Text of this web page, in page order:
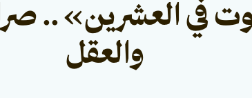
في العشرين» ..
والعقل